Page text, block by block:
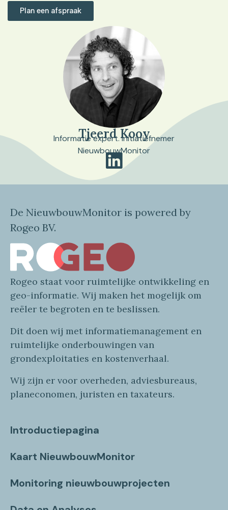
Plan een afspraak
Tjeerd Kooy
Informatie expert. Initiatiefnemer
NieuwbouwMonitor
De NieuwbouwMonitor is powered by
Rogeo BV.
Rogeo staat voor ruimtelijke ontwikkeling en
geo-informatie. Wij maken het mogelijk om
reëler te begroten en te beslissen.
Dit doen wij met informatiemanagement en
ruimtelijke onderbouwingen van
grondexploitaties en kostenverhaal.
Wij zijn er voor overheden, adviesbureaus,
planeconomen, juristen en taxateurs.
Introductiepagina
Kaart NieuwbouwMonitor
Monitoring nieuwbouwprojecten